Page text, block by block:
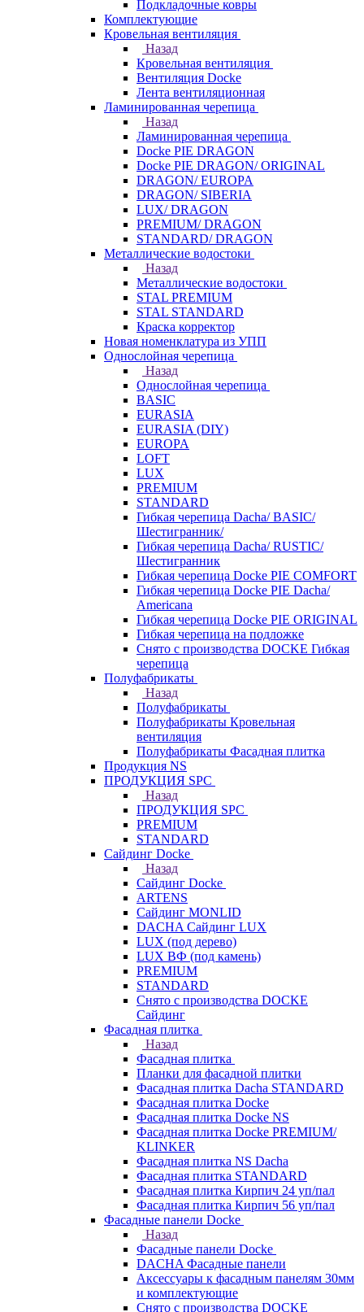
Подкладочные ковры
Комплектующие
Кровельная вентиляция
Назад
Кровельная вентиляция
Вентиляция Docke
Лента вентиляционная
Ламинированная черепица
Назад
Ламинированная черепица
Docke PIE DRAGON
Docke PIE DRAGON/ ORIGINAL
DRAGON/ EUROPA
DRAGON/ SIBERIA
LUX/ DRAGON
PREMIUM/ DRAGON
STANDARD/ DRAGON
Металлические водостоки
Назад
Металлические водостоки
STAL PREMIUM
STAL STANDARD
Краска корректор
Новая номенклатура из УПП
Однослойная черепица
Назад
Однослойная черепица
BASIC
EURASIA
EURASIA (DIY)
EUROPA
LOFT
LUX
PREMIUM
STANDARD
Гибкая черепица Dacha/ BASIC/
Шестигранник/
Гибкая черепица Dacha/ RUSTIC/
Шестигранник
Гибкая черепица Docke PIE COMFORT
Гибкая черепица Docke PIE Dacha/
Americana
Гибкая черепица Docke PIE ОRIGINАL
Гибкая черепица на подложке
Снято с производства DOCKE Гибкая
черепица
Полуфабрикаты
Назад
Полуфабрикаты
Полуфабрикаты Кровельная
вентиляция
Полуфабрикаты Фасадная плитка
Продукция NS
ПРОДУКЦИЯ SPC
Назад
ПРОДУКЦИЯ SPC
PREMIUM
STANDARD
Сайдинг Docke
Назад
Сайдинг Docke
ARTENS
Cайдинг MONLID
DACHA Сайдинг LUX
LUX (под дерево)
LUX ВФ (под камень)
PREMIUM
STANDARD
Снято с производства DOCKE
Сайдинг
Фасадная плитка
Назад
Фасадная плитка
Планки для фасадной плитки
Фасадная плитка Dacha STANDARD
Фасадная плитка Docke
Фасадная плитка Docke NS
Фасадная плитка Docke PREMIUM/
KLINKER
Фасадная плитка NS Dacha
Фасадная плитка STANDARD
Фасадная плитка Кирпич 24 уп/пал
Фасадная плитка Кирпич 56 уп/пал
Фасадные панели Docke
Назад
Фасадные панели Docke
DACHA Фасадные панели
Аксессуары к фасадным панелям 30мм
и комплектующие
Снято с производства DOCKE